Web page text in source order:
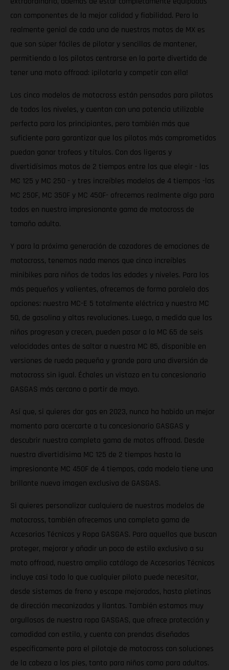
con componentes de la mejor calidad y fiabilidad. Pero lo
realmente genial de cada una de nuestras motos de MX es
que son súper fáciles de pilotar y sencillas de mantener,
permitiendo a los pilotos centrarse en la parte divertida de
tener una moto offroad: ¡pilotarla y competir con ella!
Los cinco modelos de motocross están pensados para pilotos
de todos los niveles, y cuentan con una potencia utilizable
perfecta para los principiantes, pero también más que
suficiente para garantizar que los pilotos más comprometidos
puedan ganar trofeos y títulos. Con dos ligeras y
divertidísimas motos de 2 tiempos entre las que elegir - las
MC 125 y MC 250 - y tres increíbles modelos de 4 tiempos -las
MC 250F, MC 350F y MC 450F- ofrecemos realmente algo para
todos en nuestra impresionante gama de motocross de
tamaño adulto.
Y para la próxima generación de cazadores de emociones de
motocross, tenemos nada menos que cinco increíbles
minibikes para niños de todas las edades y niveles. Para los
más pequeños y valientes, ofrecemos de forma paralela dos
opciones: nuestra MC-E 5 totalmente eléctrica y nuestra MC
50, de gasolina y altas revoluciones. Luego, a medida que los
niños progresan y crecen, pueden pasar a la MC 65 de seis
velocidades antes de saltar a nuestra MC 85, disponible en
versiones de rueda pequeña y grande para una diversión de
motocross sin igual. Échales un vistazo en tu concesionario
GASGAS más cercano a partir de mayo.
Así que, si quieres dar gas en 2023, nunca ha habido un mejor
momento para acercarte a tu concesionario GASGAS y
descubrir nuestra completa gama de motos offroad. Desde
nuestra divertidísima MC 125 de 2 tiempos hasta la
impresionante MC 450F de 4 tiempos, cada modelo tiene una
brillante nueva imagen exclusiva de GASGAS.
Si quieres personalizar cualquiera de nuestros modelos de
motocross, también ofrecemos una completa gama de
Accesorios Técnicos y Ropa GASGAS. Para aquellos que buscan
proteger, mejorar y añadir un poco de estilo exclusivo a su
moto offroad, nuestro amplio catálogo de Accesorios Técnicos
incluye casi todo lo que cualquier piloto puede necesitar,
desde sistemas de freno y escape mejorados, hasta pletinas
de dirección mecanizadas y llantas. También estamos muy
orgullosos de nuestra ropa GASGAS, que ofrece protección y
comodidad con estilo, y cuenta con prendas diseñadas
específicamente para el pilotaje de motocross con soluciones
de la cabeza a los pies, tanto para niños como para adultos.